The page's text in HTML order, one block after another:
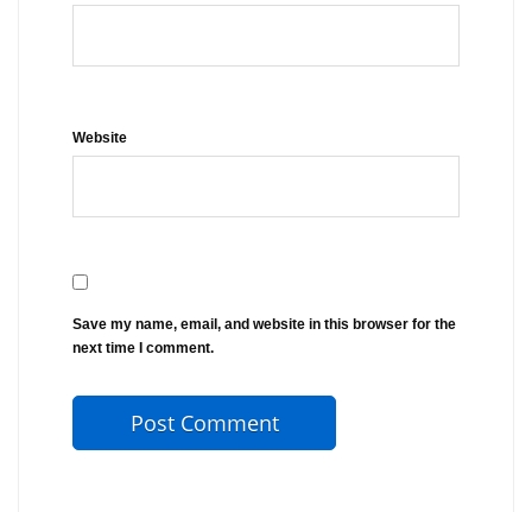
Website
Save my name, email, and website in this browser for the
next time I comment.